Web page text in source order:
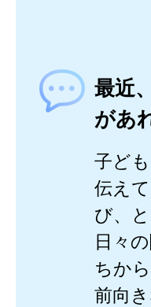
最近
があ
子ど
伝え
び、
日々
ちか
前向